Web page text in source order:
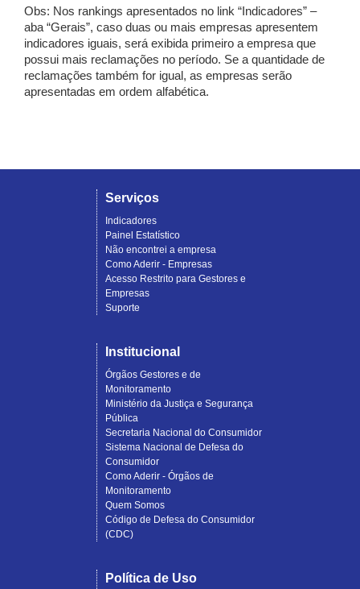
Obs: Nos rankings apresentados no link “Indicadores” –
aba “Gerais”, caso duas ou mais empresas apresentem
indicadores iguais, será exibida primeiro a empresa que
possui mais reclamações no período. Se a quantidade de
reclamações também for igual, as empresas serão
apresentadas em ordem alfabética.
Serviços
Indicadores
Painel Estatístico
Não encontrei a empresa
Como Aderir - Empresas
Acesso Restrito para Gestores e
Empresas
Suporte
Institucional
Órgãos Gestores e de
Monitoramento
Ministério da Justiça e Segurança
Pública
Secretaria Nacional do Consumidor
Sistema Nacional de Defesa do
Consumidor
Como Aderir - Órgãos de
Monitoramento
Quem Somos
Código de Defesa do Consumidor
(CDC)
Política de Uso